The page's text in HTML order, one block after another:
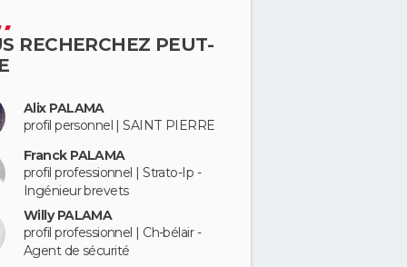
RECHERCHEZ PEUT-
Alix PALAMA
profil personnel | SAINT PIERRE
Franck PALAMA
profil professionnel | Strato-Ip -
Ingénieur brevets
Willy PALAMA
profil professionnel | Ch-bélair -
Agent de sécurité